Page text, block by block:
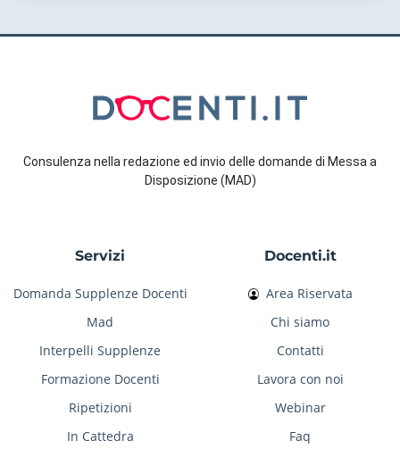
Consulenza nella redazione ed invio delle domande di Messa a
Disposizione (MAD)
Servizi
Domanda Supplenze Docenti
Mad
Interpelli Supplenze
Formazione Docenti
Ripetizioni
In Cattedra
Docenti.it
Area Riservata
Chi siamo
Contatti
Lavora con noi
Webinar
Faq